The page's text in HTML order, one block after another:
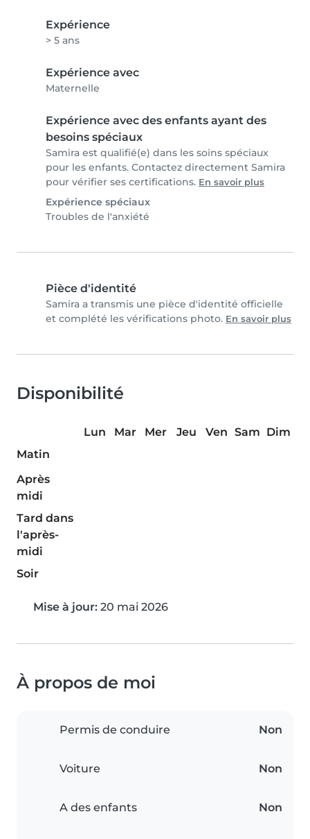
Expérience
> 5 ans
Expérience avec
Maternelle
Expérience avec des enfants ayant des
besoins spéciaux
Samira est qualifié(e) dans les soins spéciaux
pour les enfants. Contactez directement Samira
pour vérifier ses certifications. En savoir plus
Expérience spéciaux
Troubles de l'anxiété
Pièce d'identité
Samira a transmis une pièce d'identité officielle
et complété les vérifications photo. En savoir plus
Disponibilité
Lun Mar Mer Jeu Ven Sam Dim
Matin
Après
midi
Tard dans
l'après-
midi
Soir
Mise à jour: 20 mai 2026
À propos de moi
Permis de conduire Non
Voiture Non
A des enfants Non